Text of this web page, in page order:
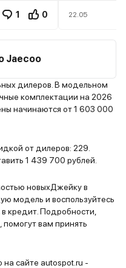
крыша,
это же
я
(дети
но
и
трассе
1 0
стойки
Подогрев
зеркал
климат-
влезает
Машина
наверно
и долгая
(ждала
22.05
Jaecoo
дилеров. В модельном
комплектации на 2026
начинаются от 1 603 000
от дилеров: 229.
1 439 700 рублей.
новыхДжейку в
модель и воспользуйтесь
кредит. Подробности,
помогут вам принять
на сайте autospot.ru -